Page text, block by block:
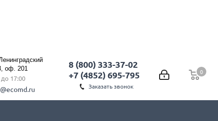
0
0
8 (800) 333-37-02
+7 (4852) 695-795
Заказать звонок
оф. 201
до 17:00